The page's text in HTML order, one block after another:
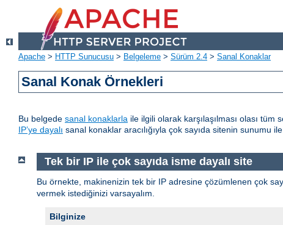
Apache > HTTP Sunucusu > Belgeleme > Sürüm 2.4 > Sanal Konaklar
Sanal Konak Örnekleri
Bu belgede sanal konaklarla ile ilgili olarak karşılaşılması olası
IP’ye dayalı sanal konaklar aracılığıyla çok sayıda sitenin sunumu
Tek bir IP ile çok sayıda isme dayalı site
Bu örnekte, makinenizin tek bir IP adresine çözümlenen çok
vermek istediğinizi varsayalım.
Bilginize